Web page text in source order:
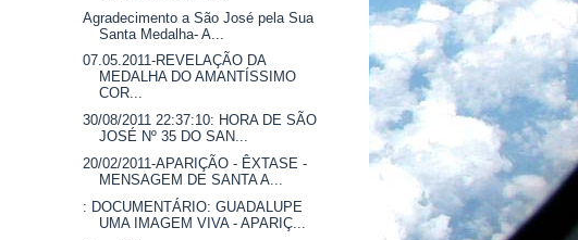
Agradecimento a São José pela Sua
Santa Medalha- A...
07.05.2011-REVELAÇÃO DA
MEDALHA DO AMANTÍSSIMO
COR...
30/08/2011 22:37:10: HORA DE SÃO
JOSÉ Nº 35 DO SAN...
20/02/2011-APARIÇÃO - ÊXTASE -
MENSAGEM DE SANTA A...
: DOCUMENTÁRIO: GUADALUPE
UMA IMAGEM VIVA - APARIÇ...